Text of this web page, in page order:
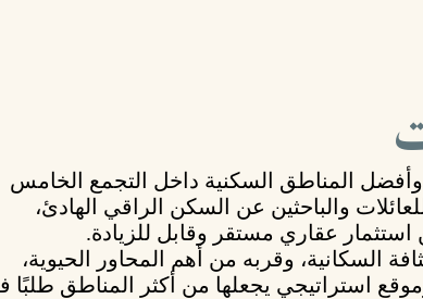
المناطق السكنية داخل التجمع الخامس
للعائلات والباحثين عن السكن الراقي الهادئ،
عقاري مستقر وقابل للزيادة.
السكانية، وقربه من أهم المحاور الحيوية،
استراتيجي يجعلها من أكثر المناطق طلبًا